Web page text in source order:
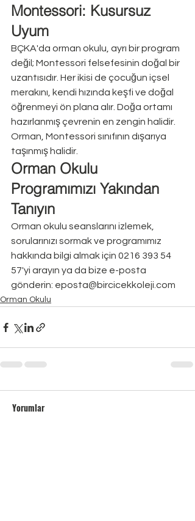
Montessori: Kusursuz
Uyum
BÇKA'da orman okulu, ayrı bir program
değil; Montessori felsefesinin doğal bir
uzantısıdır. Her ikisi de çocuğun içsel
merakını, kendi hızında keşfi ve doğal
öğrenmeyi ön plana alır. Doğa ortamı
hazırlanmış çevrenin en zengin halidir.
Orman, Montessori sınıfının dışarıya
taşınmış halidir.
Orman Okulu
Programımızı Yakından
Tanıyın
Orman okulu seanslarını izlemek,
sorularınızı sormak ve programımız
hakkında bilgi almak için 0216 393 54
57'yi arayın ya da bize e-posta
gönderin: eposta@bircicekkoleji.com
Orman Okulu
Yorumlar